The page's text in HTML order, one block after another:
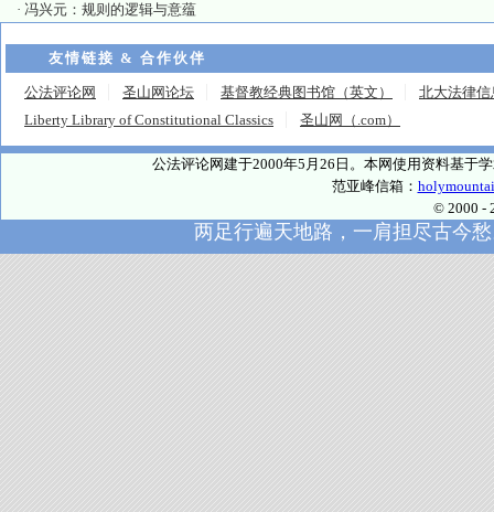
· 冯兴元：规则的逻辑与意蕴
友情链接 & 合作伙伴
公法评论网 圣山网论坛 基督教经典图书馆（英文）
北大法律信
Liberty Library of Constitutional Classics
圣山网（.com）
公法评论网建于2000年5月26日。本网使用资料基于
范亚峰信箱：
© 2000 -
两足行遍天地路，一肩担尽古今